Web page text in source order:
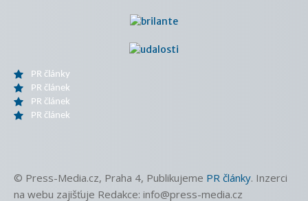
PR články
PR článek
PR článek
PR článek
© Press-Media.cz, Praha 4, Publikujeme PR články. Inzerci
na webu zajišťuje Redakce: info@press-media.cz